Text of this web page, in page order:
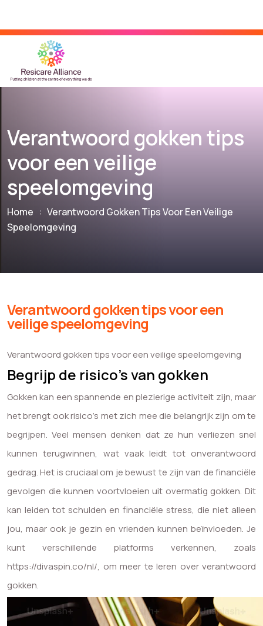
Verantwoord gokken tips
voor een veilige
speelomgeving
Home : Verantwoord Gokken Tips Voor Een Veilige
Speelomgeving
Verantwoord gokken tips voor een
veilige speelomgeving
Verantwoord gokken tips voor een veilige speelomgeving
Begrijp de risico’s van gokken
Gokken kan een spannende en plezierige activiteit zijn, maar
het brengt ook risico’s met zich mee die belangrijk zijn om te
begrijpen. Veel mensen denken dat ze hun verliezen snel
kunnen terugwinnen, wat vaak leidt tot onverantwoord
gedrag. Het is cruciaal om je bewust te zijn van de financiële
gevolgen die kunnen voortvloeien uit overmatig gokken. Dit
kan leiden tot schulden en financiële stress, die niet alleen
jou, maar ook je gezin en vrienden kunnen beïnvloeden. Je
kunt verschillende platforms verkennen, zoals
https://divaspin.co/nl/, om meer te leren over verantwoord
gokken.